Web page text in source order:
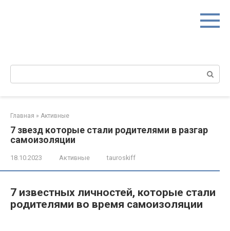
Поиск:
Главная » Активные
7 звезд которые стали родителями в разгар
самоизоляции
18.10.2023 Активные tauroskiff
7 известных личностей, которые стали
родителями во время самоизоляции